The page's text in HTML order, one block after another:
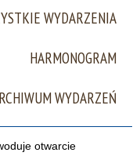
WYDARZENIA
HARMONOGRAM
WYDARZEŃ